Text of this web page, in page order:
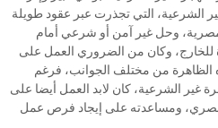
الشرعية، التي تجذرت عبر عقود طويلة
وحل غير آمن أو شرعي أمام
وكان من الضروري العمل على
الظاهرة من مختلف الجوانب، فرغم
غير الشرعية، كان لابد العمل أيضا على
المصري، ومساعدته على إيجاد فرص عمل